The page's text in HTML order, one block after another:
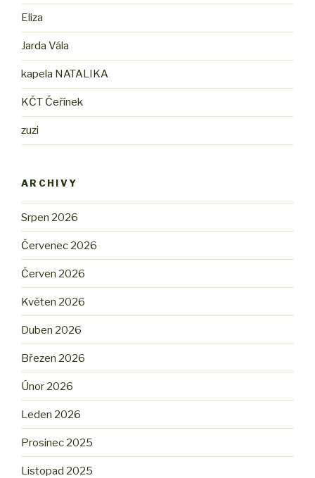
Eliza
Jarda Vála
kapela NATALIKA
KČT Čeřínek
zuzi
ARCHIVY
Srpen 2026
Červenec 2026
Červen 2026
Květen 2026
Duben 2026
Březen 2026
Únor 2026
Leden 2026
Prosinec 2025
Listopad 2025